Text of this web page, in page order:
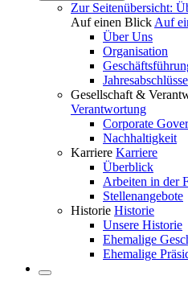
Zur Seitenübersicht:
Auf einen Blick Auf
Über Uns
Organisation
Jahresabschlüsse
Gesellschaft &
Verantwortung
Corporate
Nachhaltigkeit
Karriere Karriere
Überblick
Arbeiten in der
Stellenangebote
Historie Historie
Unsere Historie
Ehemalige
Ehemalige